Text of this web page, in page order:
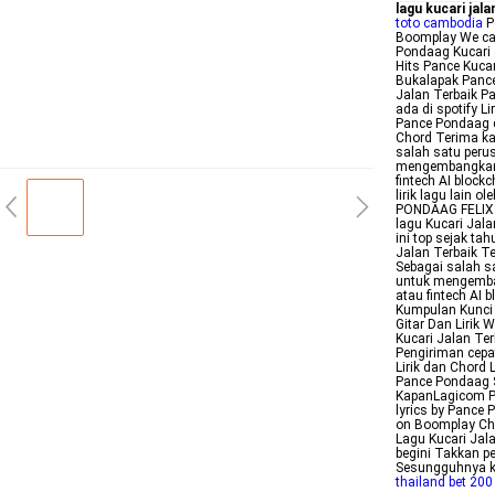
lagu kucari
toto cambodia
Boomplay We
Pondaag
Hits Pance
Bukalapak
Jalan Terbaik
ada di spotify
Pance
Chord Terima
salah satu
fintech AI
lirik lagu lain
PONDAAG
lagu Kucari
ini top sejak
Jalan Terbaik
Sebagai salah
untuk
atau fintech AI
Kumpulan
Gitar Dan Lirik
Kucari Jalan
Pengiriman
Lirik dan Chord
Pance
KapanLagicom
lyrics by Pance
on Boomplay
Lagu Kucari
begini Takkan
Sesungguhnya
thailand bet 200